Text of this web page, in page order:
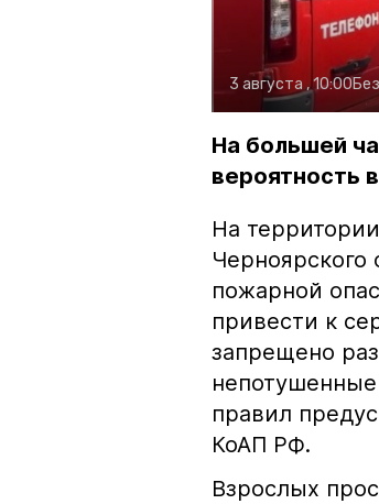
3 августа , 10:00
На большей
вероятность
На
пожарной
привести к
запрещено
правил
КоАП РФ.
Взрослых